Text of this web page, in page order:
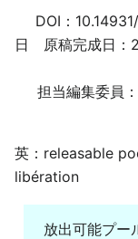
DOI：
日 原稿完成日：
担当編集委員：
英：releasable
libération
放出可能プー